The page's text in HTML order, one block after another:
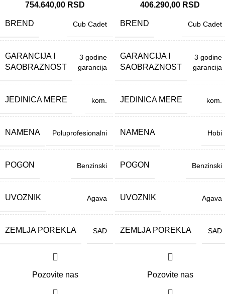
754.640,00 RSD
BREND Cub Cadet
GARANCIJA I
SAOBRAZNOST
3 godine
garancija
JEDINICA MERE kom.
NAMENA Poluprofesionalni
POGON Benzinski
UVOZNIK Agava
ZEMLJA POREKLA SAD
Pozovite nas
406.290,00 RSD
BREND Cub Cadet
GARANCIJA I
SAOBRAZNOST
3 godine
garancija
JEDINICA MERE kom.
NAMENA Hobi
POGON Benzinski
UVOZNIK Agava
ZEMLJA POREKLA SAD
Pozovite nas